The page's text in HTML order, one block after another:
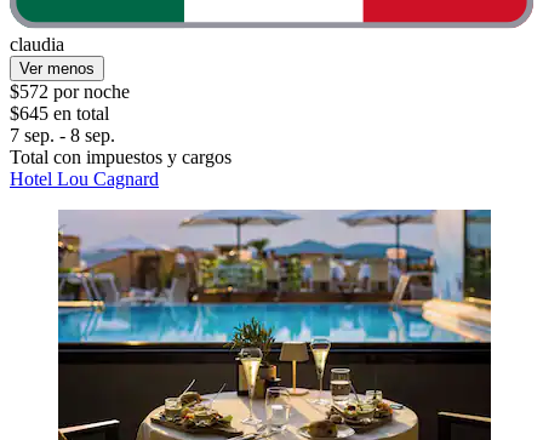
claudia
Ver menos
$572 por noche
$645 en total
7 sep. - 8 sep.
Total con impuestos y cargos
Hotel Lou Cagnard